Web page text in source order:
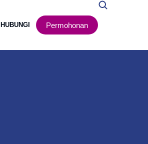
HUBUNGI Permohonan